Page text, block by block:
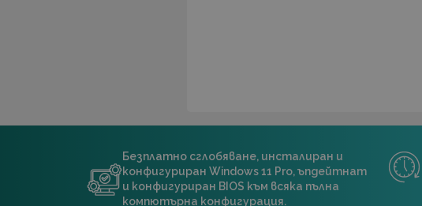
Безплатно сглобяване, инсталиран и
конфигуриран Windows 11 Pro, ъпдейтнат
и конфигуриран BIOS към всяка пълна
компютърна конфигурация.